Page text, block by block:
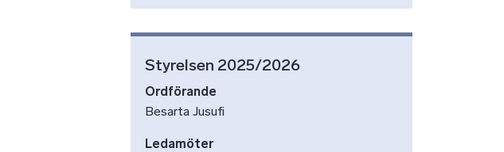
Styrelsen 2025/2026
Ordförande
Besarta Jusufi
Ledamöter